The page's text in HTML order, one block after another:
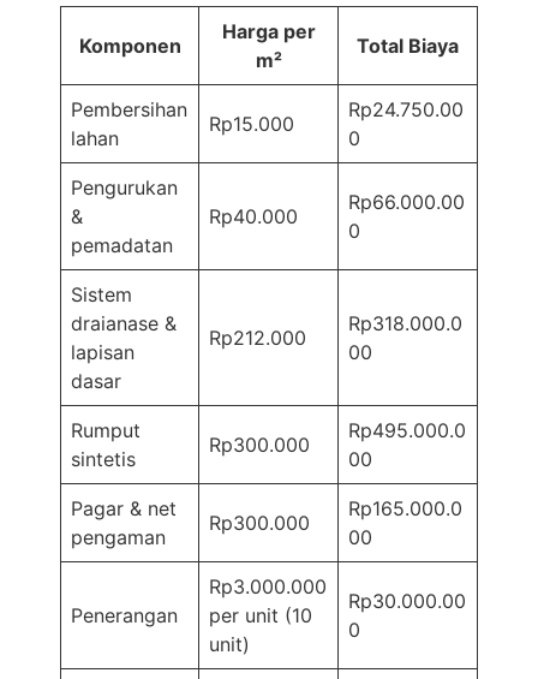
Komponen
Harga per
m²
Total Biaya
Pembersihan
lahan
Rp15.000
Rp24.750.00
0
Pengurukan
&
pemadatan
Rp40.000
Rp66.000.00
0
Sistem
draianase &
lapisan
dasar
Rp212.000
Rp318.000.0
00
Rumput
sintetis
Rp300.000
Rp495.000.0
00
Pagar & net
pengaman
Rp300.000
Rp165.000.0
00
Penerangan
Rp3.000.000
per unit (10
unit)
Rp30.000.00
0